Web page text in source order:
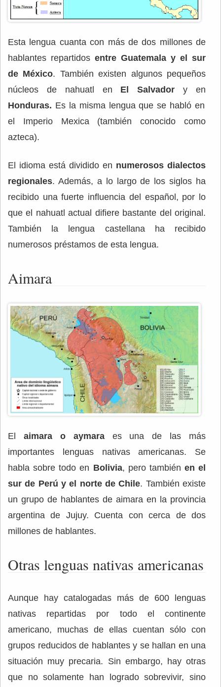
Esta lengua cuanta con más de dos millones de
hablantes repartidos entre Guatemala y el sur
de México. También existen algunos pequeños
núcleos de nahuatl en El Salvador y en
Honduras. Es la misma lengua que se habló en
el Imperio Mexica (también conocido como
azteca).
El idioma está dividido en numerosos dialectos
regionales. Además, a lo largo de los siglos ha
recibido una fuerte influencia del español, por lo
que el nahuatl actual difiere bastante del original.
También la lengua castellana ha recibido
numerosos préstamos de esta lengua.
Aimara
El aimara o aymaraes una de las más
importantes lenguas nativas americanas. Se
habla sobre todo en Bolivia, pero también en el
sur de Perú y el norte de Chile. También existe
un grupo de hablantes de aimara en la provincia
argentina de Jujuy. Cuenta con cerca de dos
millones de hablantes.
Otras lenguas nativas americanas
Aunque hay catalogadas más de 600 lenguas
nativas repartidas por todo el continente
americano, muchas de ellas cuentan sólo con
grupos reducidos de hablantes y se hallan en una
situación muy precaria. Sin embargo, hay otras
que no solamente han logrado sobrevivir, sino